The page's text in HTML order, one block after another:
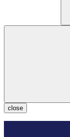
close